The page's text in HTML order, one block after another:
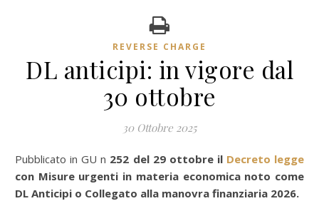
REVERSE CHARGE
DL anticipi: in vigore dal
30 ottobre
30 Ottobre 2025
Pubblicato in GU n 252 del 29 ottobre il Decreto legge
con Misure urgenti in materia economicanoto come
DL Anticipi o Collegato alla manovra finanziaria 2026.